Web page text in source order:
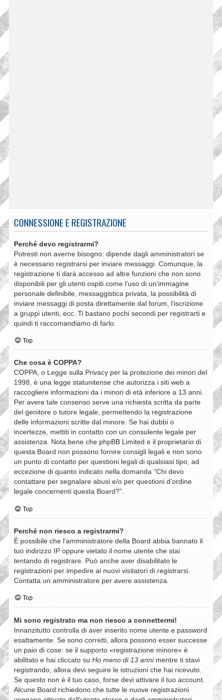
CONNESSIONE E REGISTRAZIONE
Perché devo registrarmi?
Potresti non averne bisogno: dipende dagli amministratori se
è necessario registrarsi per inviare messaggi. Comunque, la
registrazione ti darà accesso ad altre funzioni che non sono
disponibili per gli utenti ospiti come l’uso di un’immagine
personale definibile, messaggistica privata, la possibilità di
inviare messaggi di posta direttamente dal forum, l’iscrizione
a gruppi utenti, ecc. Ti bastano pochi secondi per registrarti e
quindi ti raccomandiamo di farlo.
Top
Che cosa è COPPA?
COPPA, o Legge sulla Privacy per la protezione dei minori del
1998, è una legge statunitense che autorizza i siti web a
raccogliere informazioni da i minori di età inferiore a 13 anni.
Per avere tale consenso serve una richiesta scritta da parte
del genitore o tutore legale, permettendo la registrazione
delle informazioni scritte dal minore. Se hai dubbi o
incertezze, mettiti in contatto con un consulente legale per
assistenza. Nota bene che phpBB Limited e il proprietario di
questa Board non possono fornire consigli legali e non sono
un punto di contatto per questioni legali di qualsiasi tipo, ad
eccezione di quanto indicato nella domanda “Chi devo
contattare per segnalare abusi e/o per questioni d’ordine
legale concernenti questa Board?”.
Top
Perché non riesco a registrarmi?
È possibile che l’amministratore della Board abbia bannato il
tuo indirizzo IP oppure vietato il nome utente che stai
tentando di registrare. Può anche aver disabilitato le
registrazioni per impedire ai nuovi visitatori di registrarsi.
Contatta un amministratore per avere assistenza.
Top
Mi sono registrato ma non riesco a connettermi!
Innanzitutto controlla di aver inserito nome utente e password
esattamente. Se sono corretti, allora possono esser successe
un paio di cose: se il supporto «registrazione minore» è
abilitato e hai cliccato su Ho meno di 13 annimentre ti stavi
registrando, allora devi seguire le istruzioni che hai ricevuto.
Se questo non è il tuo caso, forse devi attivare il tuo account.
Alcune Board richiedono che tutte le nuove registrazioni